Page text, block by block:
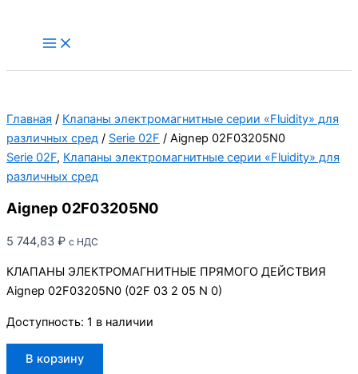
Main
Menu
Главная / Клапаны электромагнитные серии «Fluidity» для
различных сред / Serie 02F / Aignep 02F03205N0
Serie 02F, Клапаны электромагнитные серии «Fluidity» для
различных сред
Aignep 02F03205N0
5 744,83 ₽ с НДС
КЛАПАНЫ ЭЛЕКТРОМАГНИТНЫЕ ПРЯМОГО ДЕЙСТВИЯ
Aignep 02F03205N0 (02F 03 2 05 N 0)
Доступность: 1 в наличии
товара
В корзину